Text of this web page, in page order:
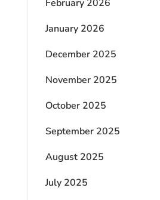
February 2026
January 2026
December 2025
November 2025
October 2025
September 2025
August 2025
July 2025